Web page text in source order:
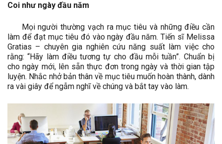
Coi như ngày đầu năm
Mọi người thường vạch ra mục tiêu và những điều cần
làm để đạt mục tiêu đó vào ngày đầu năm. Tiến sĩ Melissa
Gratias – chuyên gia nghiên cứu năng suất làm việc cho
rằng: “Hãy làm điều tương tự cho đầu mỗi tuần”. Chuẩn bị
cho ngày mới, lên sẵn thực đơn trong ngày và thời gian tập
luyện. Nhắc nhở bản thân về mục tiêu muốn hoàn thành, dành
ra vài giây để ngẫm nghĩ về chúng và bắt tay vào làm.